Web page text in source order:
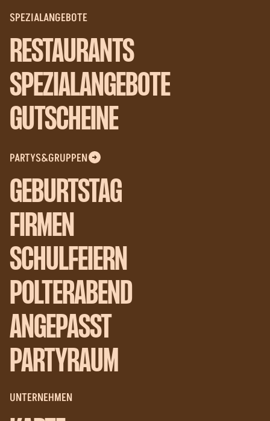
SPEZIALANGEBOTE
RESTAURANTS
SPEZIALANGEBOTE
GUTSCHEINE
PARTYS&GRUPPEN
GEBURTSTAG
FIRMEN
SCHULFEIERN
POLTERABEND
ANGEPASST
PARTYRAUM
UNTERNEHMEN